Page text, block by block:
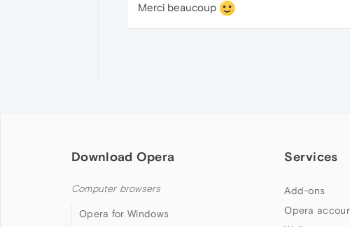
Merci beaucoup
Download Opera
Computer browsers
Opera for Windows
Services
Add-ons
Opera